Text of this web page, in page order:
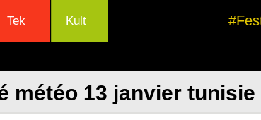
Tek Kult
météo 13 janvier tunisie